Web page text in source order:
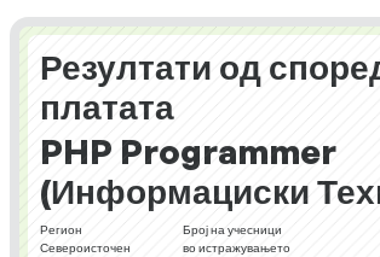
Резултати од
платата
PHP Programmer
(Информациски
Регион
Североисточен
Број на учесници
во истражувањето